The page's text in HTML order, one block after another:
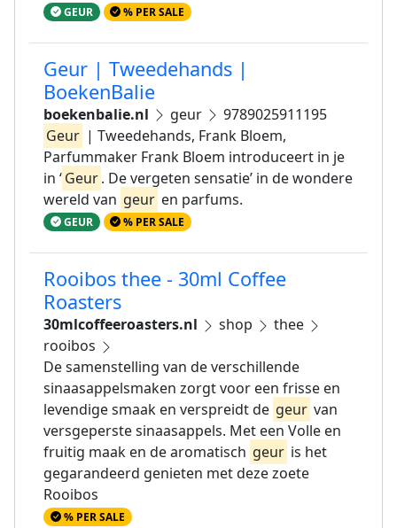
GEUR % PER SALE
Geur | Tweedehands |
BoekenBalie
boekenbalie.nl geur
9789025911195
Geur | Tweedehands, Frank Bloem,
Parfummaker Frank Bloem introduceert in je
in ‘Geur. De vergeten sensatie’ in de wondere
wereld van geur en parfums.
GEUR % PER SALE
Rooibos thee - 30ml Coffee
Roasters
30mlcoffeeroasters.nl shop
thee
rooibos
De samenstelling van de verschillende
sinaasappelsmaken zorgt voor een frisse en
levendige smaak en verspreidt de geur van
versgeperste sinaasappels. Met een Volle en
fruitig maak en de aromatisch geur is het
gegarandeerd genieten met deze zoete
Rooibos
% PER SALE